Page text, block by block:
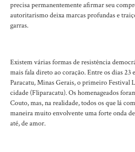
precisa permanentemente afirmar seu
autoritarismo deixa marcas profundas e
garras.
Existem várias formas de resistência
mais fala direto ao coração. Entre os dias 23
Paracatu, Minas Gerais, o primeiro Festival
cidade (Fliparacatu). Os homenageados
Couto, mas, na realidade, todos os que lá
maneira muito envolvente uma forte onda
até, de amor.